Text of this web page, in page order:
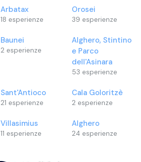
Arbatax
18 esperienze
Orosei
39 esperienze
Baunei
2 esperienze
Alghero, Stintino
e Parco
dell'Asinara
53 esperienze
Sant'Antioco
21 esperienze
Cala Goloritzè
2 esperienze
Villasimius
11 esperienze
Alghero
24 esperienze